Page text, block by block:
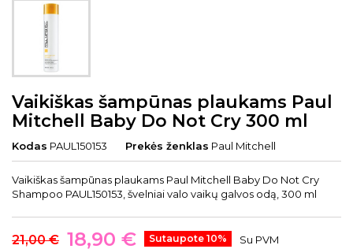
Vaikiškas šampūnas plaukams Paul
Mitchell Baby Do Not Cry 300 ml
Kodas PAUL150153 Prekės ženklas Paul Mitchell
Vaikiškas šampūnas plaukams Paul Mitchell Baby Do Not Cry
Shampoo PAUL150153, švelniai valo vaikų galvos odą, 300 ml
21,00 € 18,90 € Sutaupote 10% Su PVM